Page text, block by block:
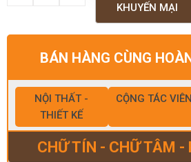
KHUYẾN MẠI
BÁN HÀNG CÙNG
NỘI THẤT -
THIẾT KẾ
CỘNG TÁC VIÊN
CHỮ TÍN - CHỮ TÂM -